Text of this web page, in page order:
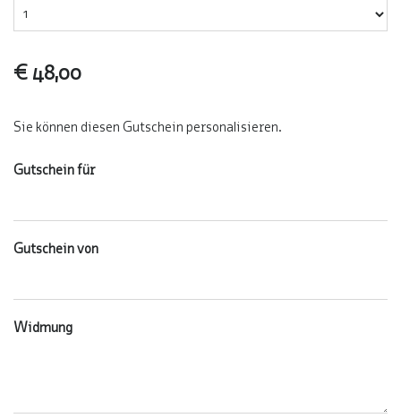
€ 48,00
Sie können diesen Gutschein personalisieren.
Gutschein für
Gutschein von
Widmung